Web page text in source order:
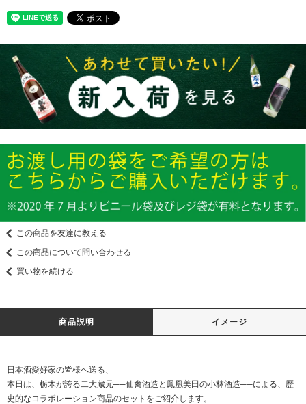
この商品を友達に教える
この商品について問い合わせる
買い物を続ける
商品説明 イメージ
日本酒愛好家の皆様へ送る、
本日は、栃木が誇る二大蔵元──仙禽酒造と鳳凰美田の小林酒造──による、歴
史的なコラボレーション商品のセットをご紹介します。